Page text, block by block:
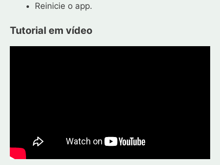
Reinicie o app.
Tutorial em vídeo